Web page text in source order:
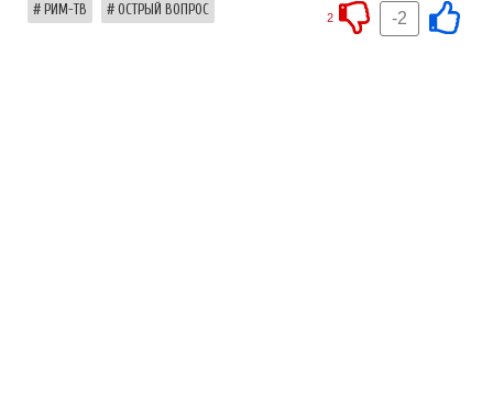
РИМ-ТВ ОСТРЫЙ ВОПРОС -2
2